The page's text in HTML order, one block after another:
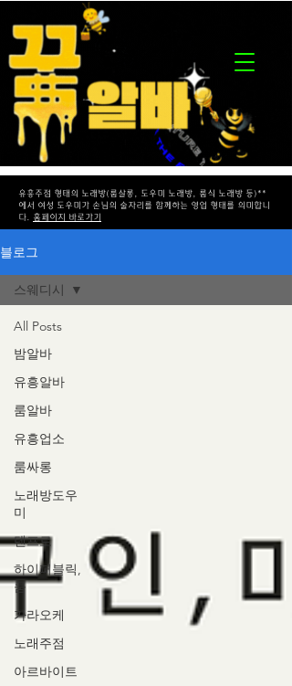
유흥주점 형태의 노래방(룸살롱, 도우미 노래방, 룸식 노래방 등)**
에서 여성 도우미가 손님의 술자리를 함께하는 영업 형태를 의미합니
다. 홈페이지 바로가기
블로그
All Posts
밤알바
유흥알바
룸알바
유흥업소
룸싸롱
노래방도우
미
텐프로
하이퍼블릭,
룸
가라오케
노래주점
아르바이트
스웨디시